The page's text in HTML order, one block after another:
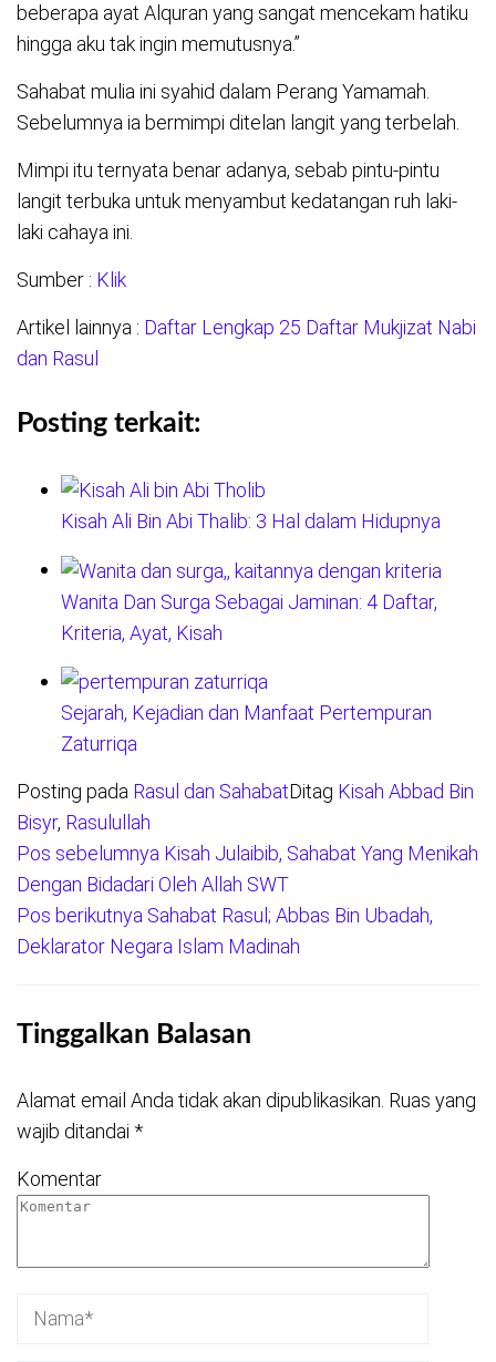
beberapa ayat Alquran yang sangat mencekam hatiku
hingga aku tak ingin memutusnya.”
Sahabat mulia ini syahid dalam Perang Yamamah.
Sebelumnya ia bermimpi ditelan langit yang terbelah.
Mimpi itu ternyata benar adanya, sebab pintu-pintu
langit terbuka untuk menyambut kedatangan ruh laki-
laki cahaya ini.
Sumber : Klik
Artikel lainnya : Daftar Lengkap 25 Daftar Mukjizat Nabi
dan Rasul
Posting terkait:
Kisah Ali Bin Abi Thalib: 3 Hal dalam Hidupnya
Wanita Dan Surga Sebagai Jaminan: 4 Daftar,
Kriteria, Ayat, Kisah
Sejarah, Kejadian dan Manfaat Pertempuran
Zaturriqa
Posting pada Rasul dan SahabatDitag Kisah Abbad Bin
Bisyr, Rasulullah
Navigasi
pos
Pos sebelumnya Kisah Julaibib, Sahabat Yang Menikah
Dengan Bidadari Oleh Allah SWT
Pos berikutnya Sahabat Rasul; Abbas Bin Ubadah,
Deklarator Negara Islam Madinah
Tinggalkan Balasan
Alamat email Anda tidak akan dipublikasikan. Ruas yang
wajib ditandai *
Komentar